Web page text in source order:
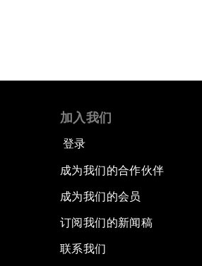
加入我们
登录
成为我们的合作伙伴
成为我们的会员
订阅我们的新闻稿
联系我们